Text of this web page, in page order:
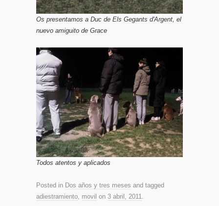
Os presentamos a Duc de Els Gegants d'Argent, el
nuevo amiguito de Grace
Todos atentos y aplicados
Posted in Dos años y tres meses and tagged
adiestramiento, movil on 3 abril, 2011.